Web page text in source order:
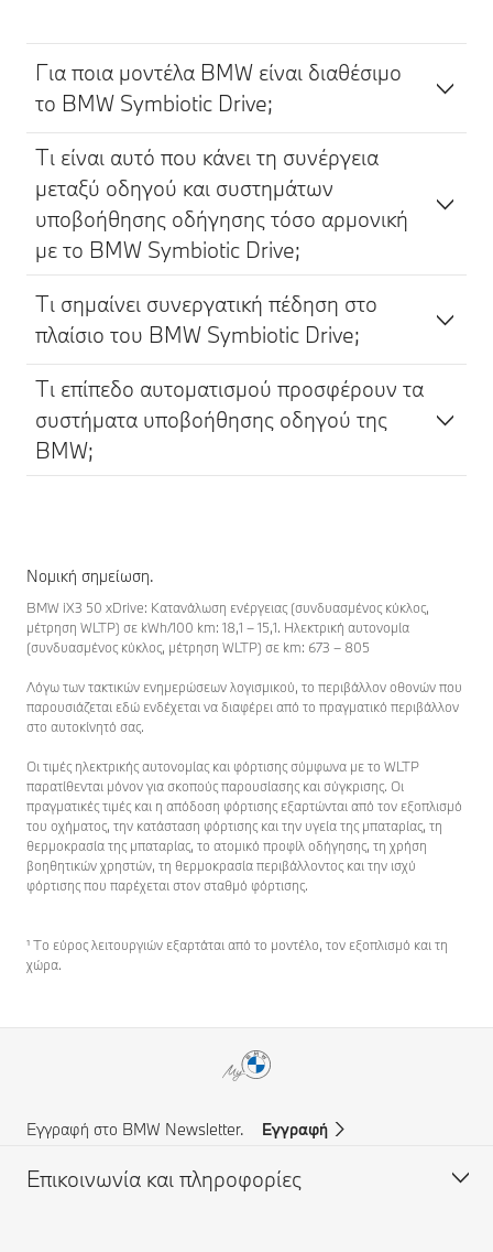
Για ποια μοντέλα BMW είναι διαθέσιμο
το BMW Symbiotic Drive;
Τι είναι αυτό που κάνει τη συνέργεια
μεταξύ οδηγού και συστημάτων
υποβοήθησης οδήγησης τόσο αρμονική
με το BMW Symbiotic Drive;
Τι σημαίνει συνεργατική πέδηση στο
πλαίσιο του BMW Symbiotic Drive;
Τι επίπεδο αυτοματισμού προσφέρουν τα
συστήματα υποβοήθησης οδηγού της
BMW;
Νομική σημείωση.
BMW iX3 50 xDrive: Κατανάλωση ενέργειας (συνδυασμένος κύκλος,
μέτρηση WLTP) σε kWh/100 km: 18,1 – 15,1. Ηλεκτρική αυτονομία
(συνδυασμένος κύκλος, μέτρηση WLTP) σε km: 673 – 805
Λόγω των τακτικών ενημερώσεων λογισμικού, το περιβάλλον οθονών που
παρουσιάζεται εδώ ενδέχεται να διαφέρει από το πραγματικό περιβάλλον
στο αυτοκίνητό σας.
Οι τιμές ηλεκτρικής αυτονομίας και φόρτισης σύμφωνα με το WLTP
παρατίθενται μόνον για σκοπούς παρουσίασης και σύγκρισης. Οι
πραγματικές τιμές και η απόδοση φόρτισης εξαρτώνται από τον εξοπλισμό
του οχήματος, την κατάσταση φόρτισης και την υγεία της μπαταρίας, τη
θερμοκρασία της μπαταρίας, το ατομικό προφίλ οδήγησης, τη χρήση
βοηθητικών χρηστών, τη θερμοκρασία περιβάλλοντος και την ισχύ
φόρτισης που παρέχεται στον σταθμό φόρτισης.
¹ Το εύρος λειτουργιών εξαρτάται από το μοντέλο, τον εξοπλισμό και τη
χώρα.
Εγγραφή στο BMW Newsletter. Εγγραφή
Επικοινωνία και πληροφορίες